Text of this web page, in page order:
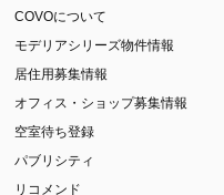
COVOについて
モデリアシリーズ物件情報
居住用募集情報
オフィス・ショップ募集情報
空室待ち登録
パブリシティ
リコメンド